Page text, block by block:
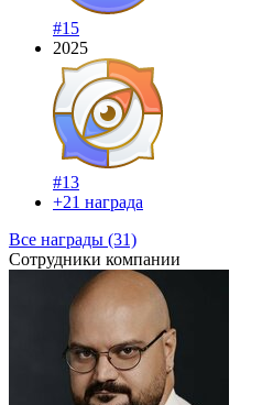
#15
2025
#13
+21 награда
Все награды (31)
Сотрудники компании